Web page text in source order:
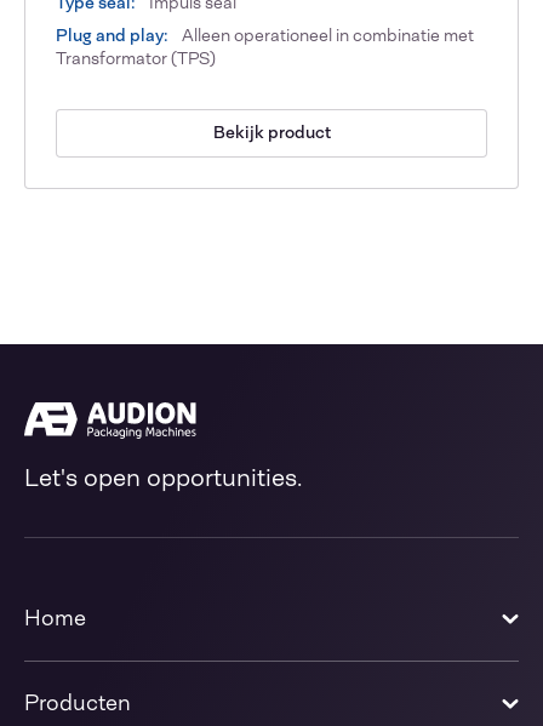
Plug and play:
Alleen operationeel in combinatie met
Transformator (TPS)
Bekijk product
Let's open opportunities.
Home
Producten